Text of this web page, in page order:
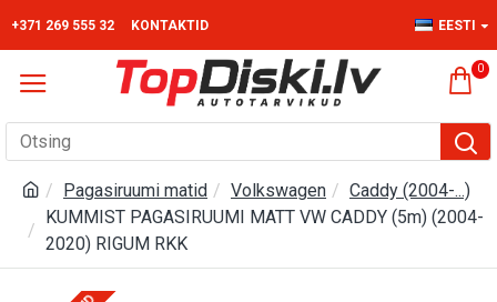
+371 269 555 32 KONTAKTID EESTI
0
Pagasiruumi matid Volkswagen
Caddy (2004-...)
KUMMIST PAGASIRUUMI MATT VW CADDY (5m) (2004-
2020) RIGUM RKK